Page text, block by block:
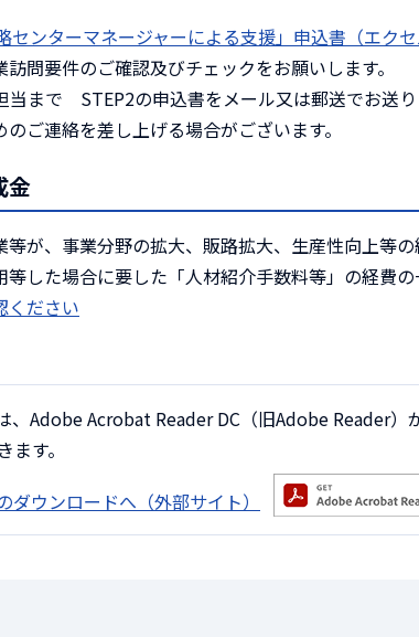
センターマネージャーによる支援」申込書（エク
問要件のご確認及びチェックをお願いします。
まで STEP2の申込書をメール又は郵送でお送り
ご連絡を差し上げる場合がございます。
金
が、事業分野の拡大、販路拡大、生産性向上等
した場合に要した「人材紹介手数料等」の経費の
ください
、Adobe Acrobat Reader DC（旧Adobe Reader
す。
ウンロードへ（外部サイト）